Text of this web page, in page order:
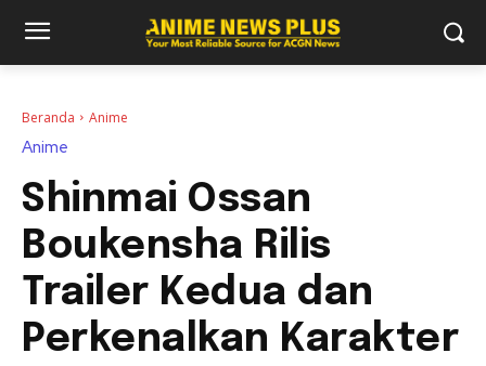
Beranda Anime
Anime
Shinmai Ossan
Boukensha Rilis
Trailer Kedua dan
Perkenalkan Karakter